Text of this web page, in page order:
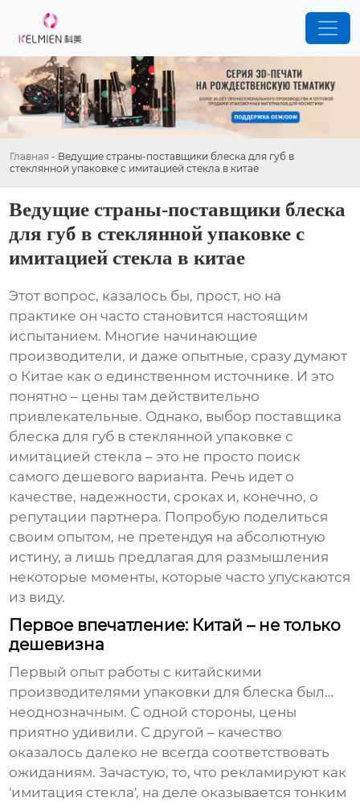
Главная - Ведущие страны-поставщики блеска для губ в
стеклянной упаковке с имитацией стекла в китае
Ведущие страны-поставщики блеска
для губ в стеклянной упаковке с
имитацией стекла в китае
Этот вопрос, казалось бы, прост, но на
практике он часто становится настоящим
испытанием. Многие начинающие
производители, и даже опытные, сразу думают
о Китае как о единственном источнике. И это
понятно – цены там действительно
привлекательные. Однако, выбор поставщика
блеска для губ в стеклянной упаковке с
имитацией стекла – это не просто поиск
самого дешевого варианта. Речь идет о
качестве, надежности, сроках и, конечно, о
репутации партнера. Попробую поделиться
своим опытом, не претендуя на абсолютную
истину, а лишь предлагая для размышления
некоторые моменты, которые часто упускаются
из виду.
Первое впечатление: Китай – не только
дешевизна
Первый опыт работы с китайскими
производителямиупаковки для блеска был…
неоднозначным. С одной стороны, цены
приятно удивили. С другой – качество
оказалось далеко не всегда соответствовать
ожиданиям. Зачастую, то, что рекламируют как
'имитация стекла', на деле оказывается тонким